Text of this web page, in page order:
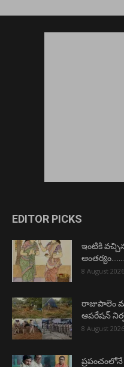
EDITOR PICKS
ఇంటికి వచ్చిన
ఆంతర్యం…….
8 August 2026
రాజుపాలెం
ఆపరేషన్
8 August 2026
ప్రపంచంలోనే